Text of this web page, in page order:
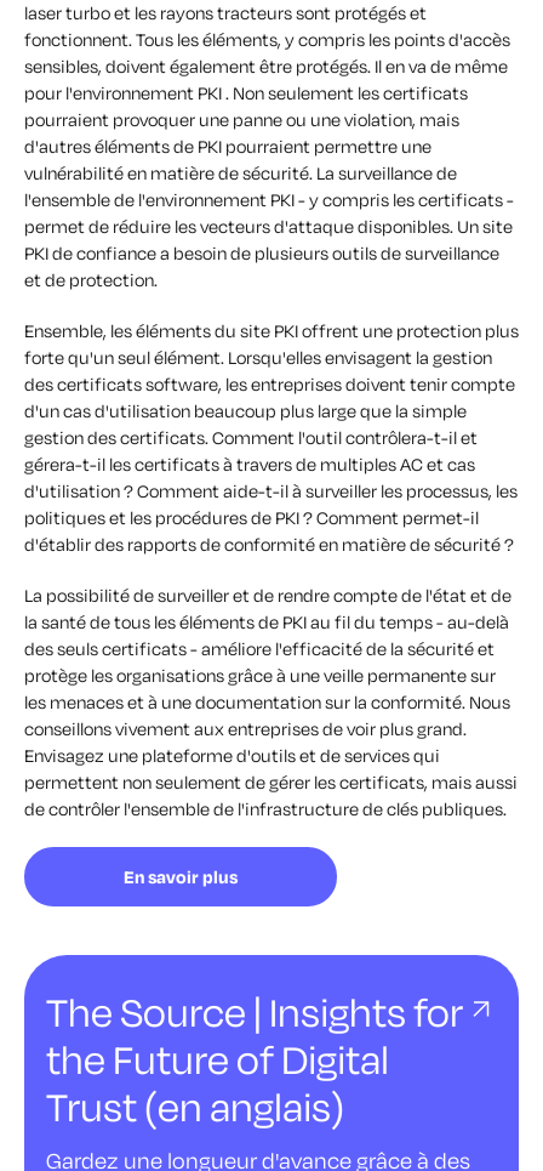
laser turbo et les rayons tracteurs sont protégés et
fonctionnent. Tous les éléments, y compris les points d'accès
sensibles, doivent également être protégés. Il en va de même
pour l'environnement PKI . Non seulement les certificats
pourraient provoquer une panne ou une violation, mais
d'autres éléments de PKI pourraient permettre une
vulnérabilité en matière de sécurité. La surveillance de
l'ensemble de l'environnement PKI - y compris les certificats -
permet de réduire les vecteurs d'attaque disponibles. Un site
PKI de confiance a besoin de plusieurs outils de surveillance
et de protection.
Ensemble, les éléments du site PKI offrent une protection plus
forte qu'un seul élément. Lorsqu'elles envisagent la gestion
des certificats software, les entreprises doivent tenir compte
d'un cas d'utilisation beaucoup plus large que la simple
gestion des certificats. Comment l'outil contrôlera-t-il et
gérera-t-il les certificats à travers de multiples AC et cas
d'utilisation ? Comment aide-t-il à surveiller les processus, les
politiques et les procédures de PKI ? Comment permet-il
d'établir des rapports de conformité en matière de sécurité ?
La possibilité de surveiller et de rendre compte de l'état et de
la santé de tous les éléments de PKI au fil du temps - au-delà
des seuls certificats - améliore l'efficacité de la sécurité et
protège les organisations grâce à une veille permanente sur
les menaces et à une documentation sur la conformité. Nous
conseillons vivement aux entreprises de voir plus grand.
Envisagez une plateforme d'outils et de services qui
permettent non seulement de gérer les certificats, mais aussi
de contrôler l'ensemble de l'infrastructure de clés publiques.
En savoir plus
The Source | Insights for
the Future of Digital
Trust (en anglais)
Gardez une longueur d'avance grâce à des